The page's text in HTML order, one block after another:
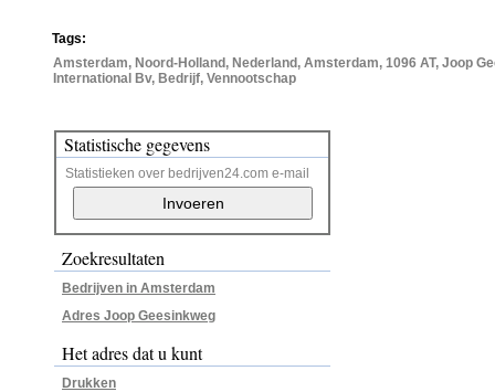
Tags:
Amsterdam, Noord-Holland, Nederland, Amsterdam, 1096 AT, Joop
International Bv, Bedrijf, Vennootschap
Statistische gegevens
Statistieken over bedrijven24.com e-mail
Zoekresultaten
Bedrijven in Amsterdam
Adres Joop Geesinkweg
Het adres dat u kunt
Drukken